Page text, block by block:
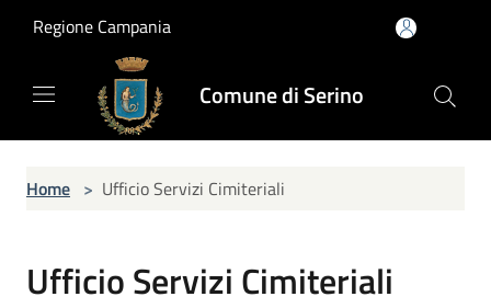
Regione Campania
Comune di Serino
Home > Ufficio Servizi Cimiteriali
Ufficio Servizi Cimiteriali